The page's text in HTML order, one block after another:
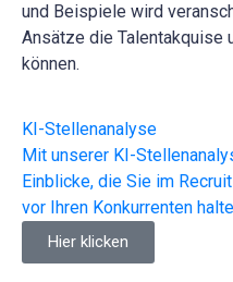
und Beispiele wird
Ansätze die Talentakquise
können.
KI-Stellenanalyse
Mit unserer KI-
Einblicke, die Sie im
vor Ihren Konkurrenten
Hier klicken